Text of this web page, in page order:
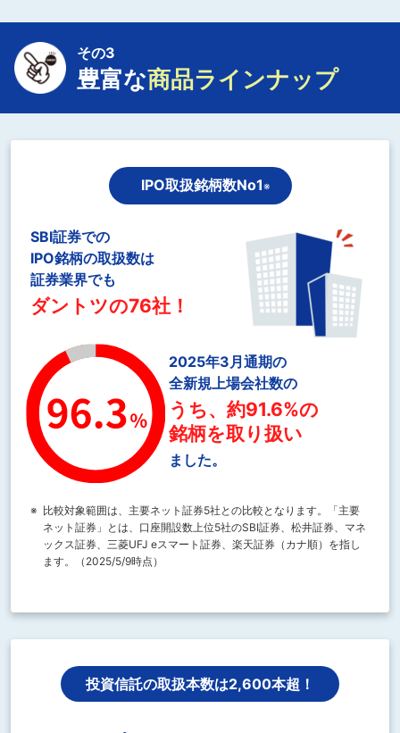
その3
豊富な商品ラインナップ
IPO取扱銘柄数No1※
SBI証券での
IPO銘柄の取扱数は
証券業界でも
ダントツの76社！
2025年3月通期の
全新規上場会社数の
うち、約91.6%の
銘柄を取り扱い
ました。
※ 比較対象範囲は、主要ネット証券5社との比較となります。「主要
ネット証券」とは、口座開設数上位5社のSBI証券、松井証券、マネ
ックス証券、三菱UFJ eスマート証券、楽天証券（カナ順）を指し
ます。（2025/5/9時点）
投資信託の取扱本数は2,600本超！